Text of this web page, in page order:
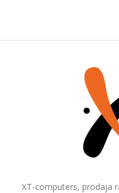
XT-computers, prodaja